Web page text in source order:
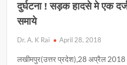
लूटी
आभूषण
दुर्घटना ! सड़क हादसे मे एक
समाये
Dr. A. K Rai April 28, 2018
लखीमपुर(उत्तर प्रदेश),28 अप्रैल